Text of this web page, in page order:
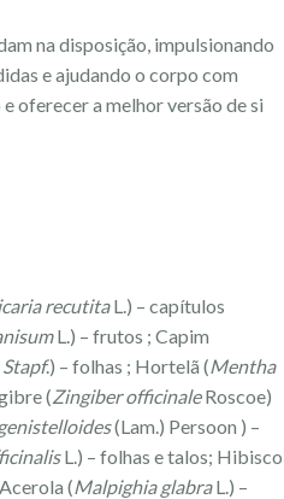
na disposição, impulsionando
e ajudando o corpo com
oferecer a melhor versão de si
recutitaL.) – capítulos
L.) – frutos ; Capim
.) – folhas ; Hortelã (Mentha
(Zingiber officinaleRoscoe)
(Lam.) Persoon ) –
L.) – folhas e talos; Hibisco
(Malpighia glabraL.) –